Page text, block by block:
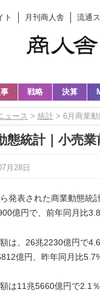
ト 月刊商人舎 流通
戦略 決算
ュース > 統計 > 6月商業
態統計｜小売
月28日
発表された商業動態統
億円で、前年同月比
は、26兆2230億円で
億円、昨年同月比
は11兆5660億円で2.1